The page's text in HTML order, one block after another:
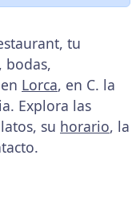
tu
bodas,
Lorca, en C. la
Explora las
su horario, la